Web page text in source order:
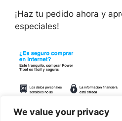
We value your privacy
¡Haz tu pedido ahora y
especiales!